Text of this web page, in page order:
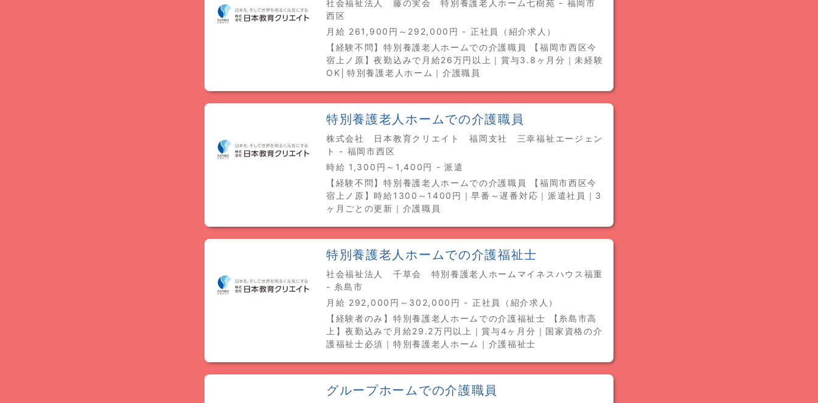
社会福祉法人 藤の実会 特別養護老人ホーム七樹苑 - 福岡市
西区
月給 261,900円～292,000円 - 正社員（紹介求人）
【経験不問】特別養護老人ホームでの介護職員 【福岡市西区今
宿上ノ原】夜勤込みで月給26万円以上｜賞与3.8ヶ月分｜未経験
OK│特別養護老人ホーム｜介護職員
特別養護老人ホームでの介護職員
株式会社 日本教育クリエイト 福岡支社 三幸福祉エージェン
ト - 福岡市西区
時給 1,300円～1,400円 - 派遣
【経験不問】特別養護老人ホームでの介護職員 【福岡市西区今
宿上ノ原】時給1300～1400円｜早番～遅番対応｜派遣社員｜3
ヶ月ごとの更新｜介護職員
特別養護老人ホームでの介護福祉士
社会福祉法人 千草会 特別養護老人ホームマイネスハウス福重
- 糸島市
月給 292,000円～302,000円 - 正社員（紹介求人）
【経験者のみ】特別養護老人ホームでの介護福祉士 【糸島市高
上】夜勤込みで月給29.2万円以上｜賞与4ヶ月分｜国家資格の介
護福祉士必須｜特別養護老人ホーム｜介護福祉士
グループホームでの介護職員